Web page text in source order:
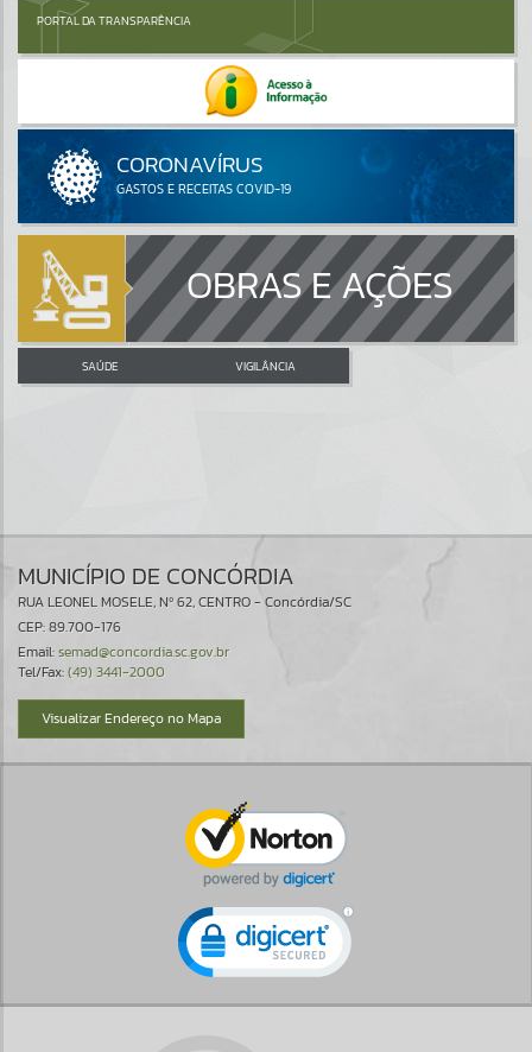
PORTAL DA TRANSPARÊNCIA
OBRAS E AÇÕES
SAÚDE VIGILÂNCIA
MUNICÍPIO DE CONCÓRDIA
RUA LEONEL MOSELE, Nº 62, CENTRO - Concórdia/SC
CEP: 89.700-176
Email:semad@concordia.sc.gov.br
Tel/Fax:(49) 3441-2000
Visualizar Endereço no Mapa